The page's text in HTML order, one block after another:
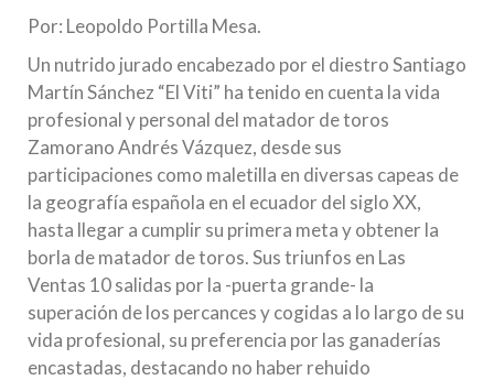
Por: Leopoldo Portilla Mesa.
Un nutrido jurado encabezado por el diestro Santiago
Martín Sánchez “El Viti” ha tenido en cuenta la vida
profesional y personal del matador de toros
Zamorano Andrés Vázquez, desde sus
participaciones como maletilla en diversas capeas de
la geografía española en el ecuador del siglo XX,
hasta llegar a cumplir su primera meta y obtener la
borla de matador de toros. Sus triunfos en Las
Ventas 10 salidas por la -puerta grande- la
superación de los percances y cogidas a lo largo de su
vida profesional, su preferencia por las ganaderías
encastadas, destacando no haber rehuido